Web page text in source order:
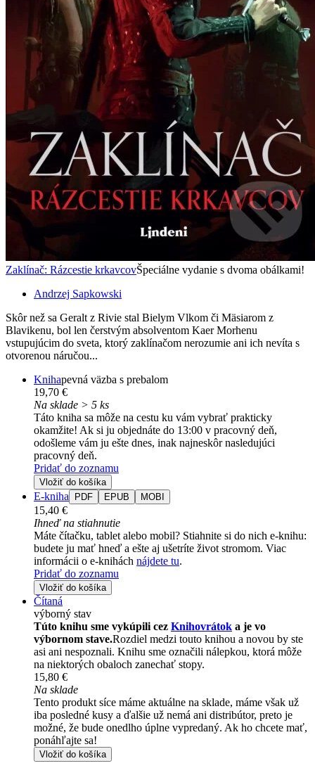
Zaklínač: Rázcestie krkavcovŠpeciálne vydanie s dvoma obálkami!
Andrzej Sapkowski
Skôr než sa Geralt z Rivie stal Bielym Vlkom či Mäsiarom z
Blavikenu, bol len čerstvým absolventom Kaer Morhenu
vstupujúcim do sveta, ktorý zaklínačom nerozumie ani ich nevíta s
otvorenou náručou...
Knihapevná väzba s prebalom
19,70 €
Na sklade > 5 ks
Táto kniha sa môže na cestu ku vám vybrať prakticky
okamžite! Ak si ju objednáte do 13:00 v pracovný deň,
odošleme vám ju ešte dnes, inak najneskôr nasledujúci
pracovný deň.
Pridať do zoznamu
Vložiť do košíka
E-kniha PDF EPUB MOBI
15,40 €
Ihneď na stiahnutie
Máte čítačku, tablet alebo mobil? Stiahnite si do nich e-knihu:
budete ju mať hneď a ešte aj ušetríte život stromom. Viac
informácii o e-knihách nájdete tu.
Pridať do zoznamu
Vložiť do košíka
Čítaná
výborný stav
Túto knihu sme vykúpili cez Knihovrátok a je vo
výbornom stave.Rozdiel medzi touto knihou a novou by ste
asi ani nespoznali. Knihu sme označili nálepkou, ktorá môže
na niektorých obaloch zanechať stopy.
15,80 €
Na sklade
Tento produkt síce máme aktuálne na sklade, máme však už
iba posledné kusy a ďalšie už nemá ani distribútor, preto je
možné, že bude onedlho úplne vypredaný. Ak ho chcete mať,
ponáhľajte sa!
Vložiť do košíka